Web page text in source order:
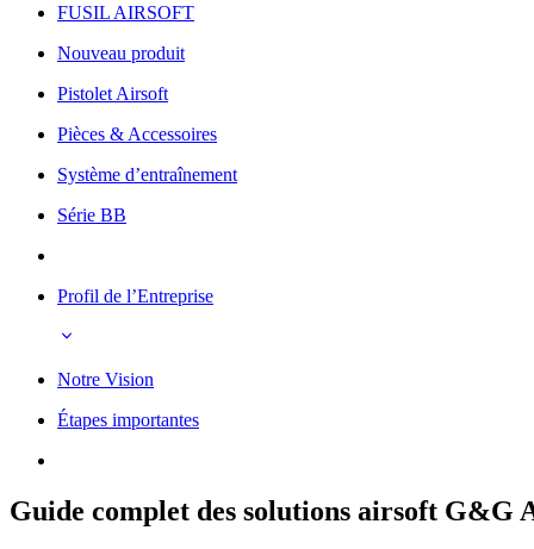
FUSIL AIRSOFT
Nouveau produit
Pistolet Airsoft
Pièces & Accessoires
Système d’entraînement
Série BB
Profil de l’Entreprise
Notre Vision
Étapes importantes
Guide complet des solutions airsoft G&G